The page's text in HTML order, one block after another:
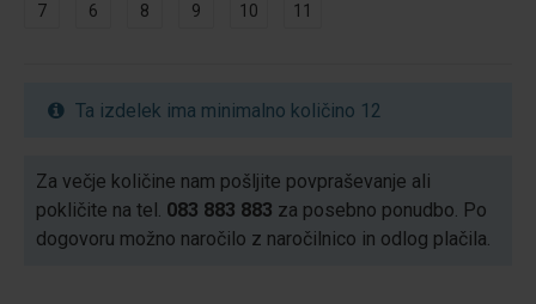
7
6 8 9 10 11
Ta izdelek ima minimalno količino 12
Za večje količine nam pošljite povpraševanje ali
pokličite na tel. 083 883 883 za posebno ponudbo. Po
dogovoru možno naročilo z naročilnico in odlog plačila.